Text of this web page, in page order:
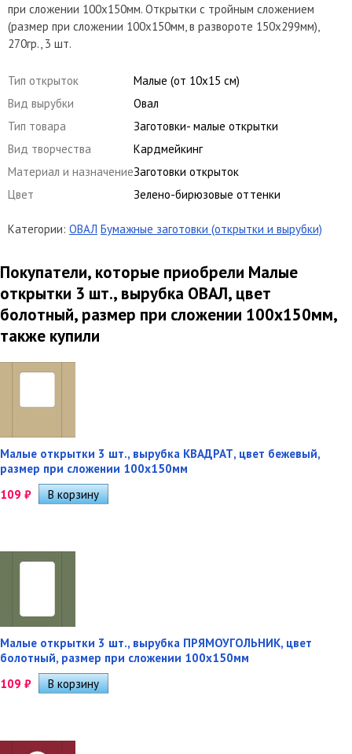
при сложении 100х150мм. Открытки с тройным сложением
(размер при сложении 100х150мм, в развороте 150х299мм),
270гр., 3 шт.
Тип открыток
Малые (от 10х15 см)
Вид вырубки
Овал
Тип товара
Заготовки- малые открытки
Вид творчества
Кардмейкинг
Материал и назначениеЗаготовки открыток
Цвет
Зелено-бирюзовые оттенки
Категории: ОВАЛ Бумажные заготовки (открытки и вырубки)
Покупатели, которые приобрели Малые
открытки 3 шт., вырубка ОВАЛ, цвет
болотный, размер при сложении 100х150мм,
также купили
Малые открытки 3 шт., вырубка КВАДРАТ, цвет бежевый,
размер при сложении 100х150мм
109 ₽
Малые открытки 3 шт., вырубка ПРЯМОУГОЛЬНИК, цвет
болотный, размер при сложении 100х150мм
109 ₽